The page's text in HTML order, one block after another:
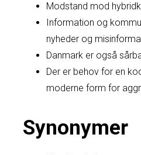
Modstand mod
Information og
nyheder og
Danmark er også
Der er behov for en
moderne form for
Synonymer